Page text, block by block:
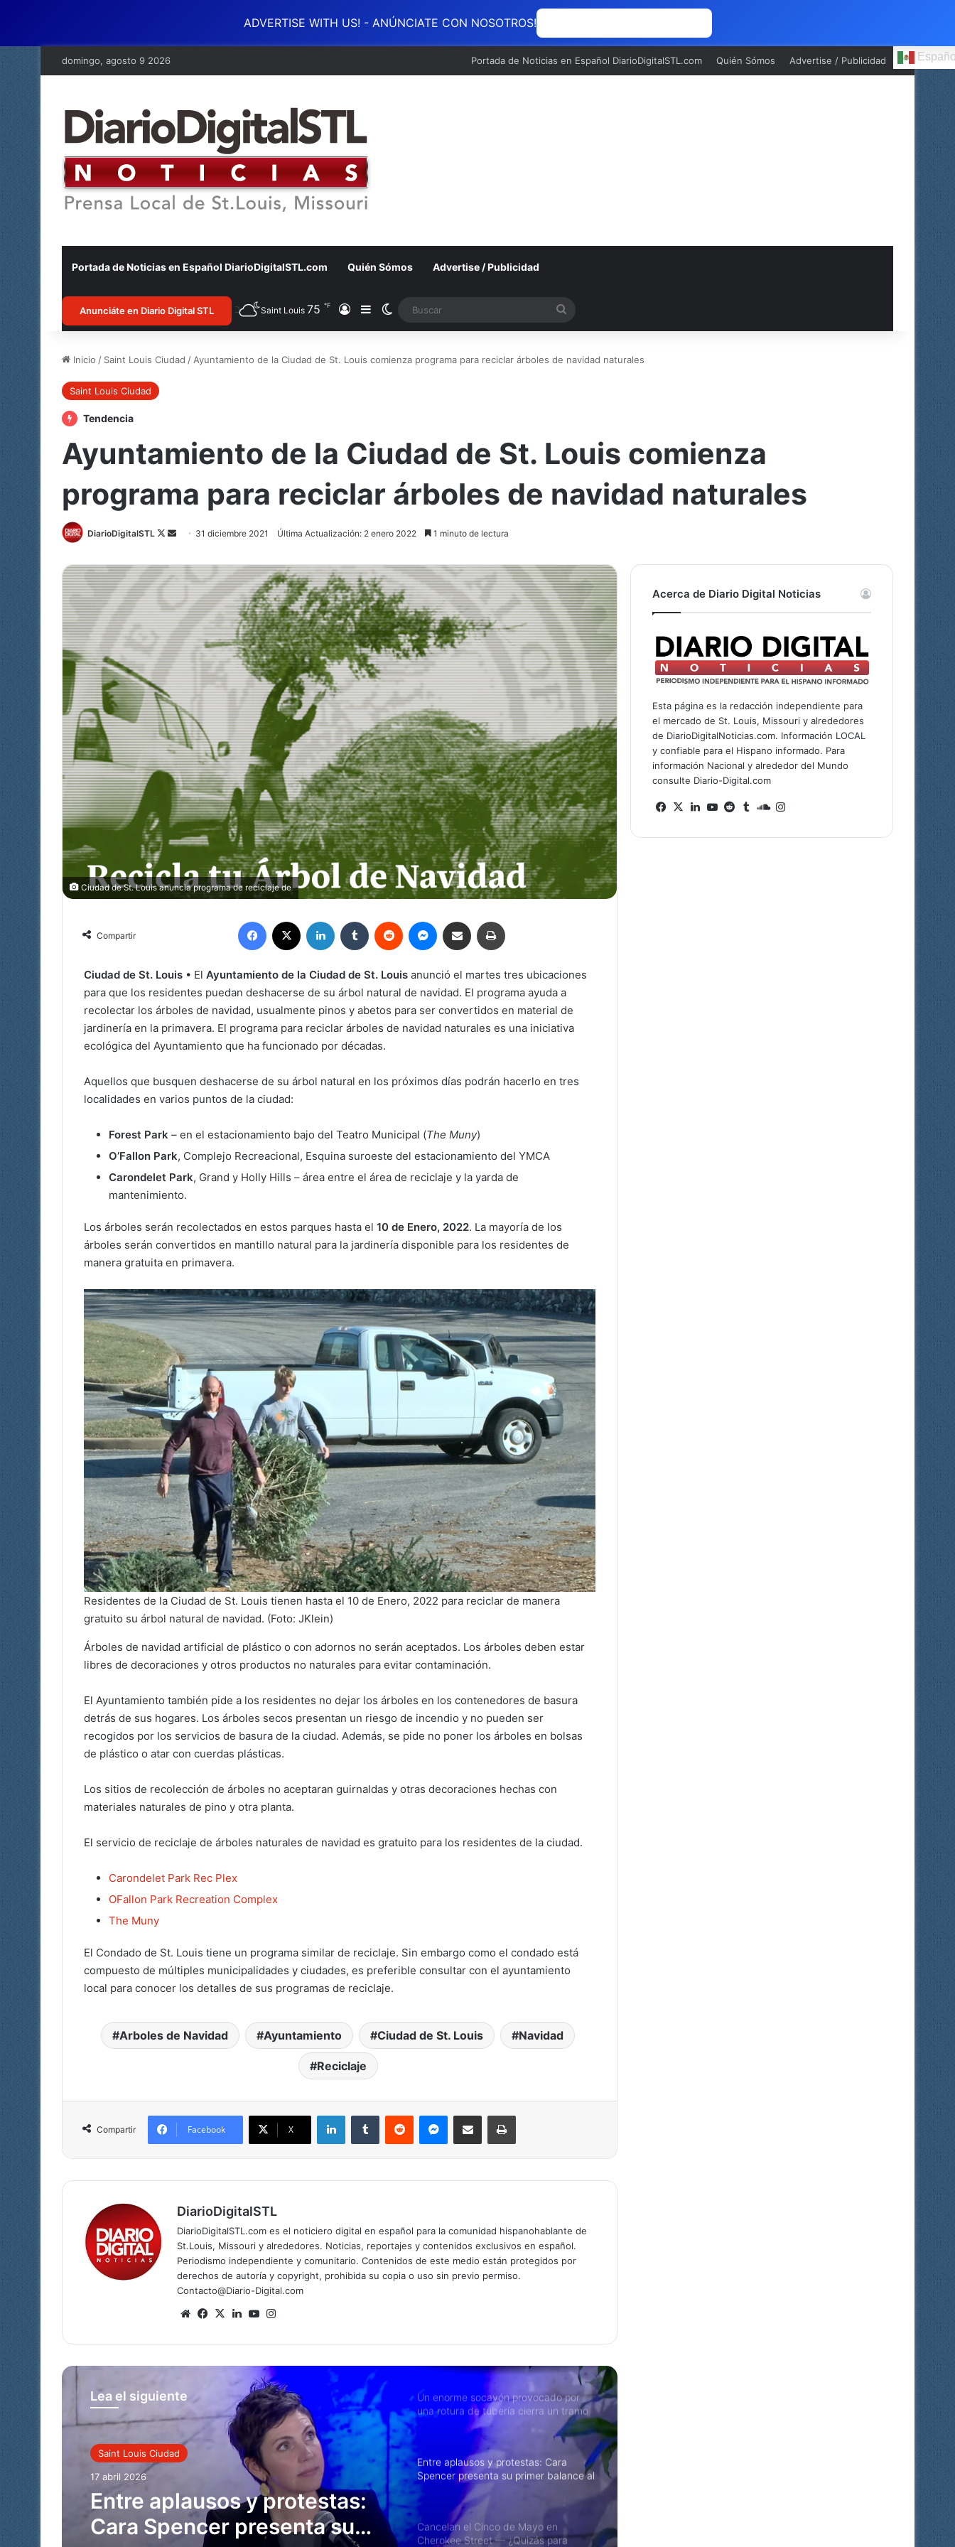
ADVERTISE WITH US! - ANÚNCIATE CON NOSOTROS!
domingo, agosto 9 2026 Portada de Noticias en Español DiarioDigitalSTL.com Quién Sómos Advertise / Publicidad
Portada de Noticias en Español DiarioDigitalSTL.com Quién Sómos Advertise / Publicidad
Anunciáte en Diario Digital STL Saint Louis 75 ℉ AccesoBarra lateral
Switch skin
Inicio / Saint Louis Ciudad / Ayuntamiento de la Ciudad de St. Louis comienza programa para reciclar árboles de navidad naturales
Saint Louis Ciudad
Tendencia
Ayuntamiento de la Ciudad de St. Louis comienza
programa para reciclar árboles de navidad naturales
DiarioDigitalSTL
Follow
X
Send
email
31 diciembre 2021 Última Actualización: 2 enero 2022 1 minuto de lectura
Ciudad de St. Louis anuncia programa de reciclaje de
Compartir
Facebook LinkedIn Tumblr Reddit MessengerCompartir por correo electrónico
Ciudad de St. Louis • El Ayuntamiento de la Ciudad de St. Louis anunció el martes tres ubicaciones
para que los residentes puedan deshacerse de su árbol natural de navidad. El programa ayuda a
recolectar los árboles de navidad, usualmente pinos y abetos para ser convertidos en material de
jardinería en la primavera. El programa para reciclar árboles de navidad naturales es una iniciativa
ecológica del Ayuntamiento que ha funcionado por décadas.
Aquellos que busquen deshacerse de su árbol natural en los próximos días podrán hacerlo en tres
localidades en varios puntos de la ciudad:
Forest Park – en el estacionamiento bajo del Teatro Municipal (The Muny)
O’Fallon Park, Complejo Recreacional, Esquina suroeste del estacionamiento del YMCA
Carondelet Park, Grand y Holly Hills – área entre el área de reciclaje y la yarda de
mantenimiento.
Los árboles serán recolectados en estos parques hasta el 10 de Enero, 2022. La mayoría de los
árboles serán convertidos en mantillo natural para la jardinería disponible para los residentes de
manera gratuita en primavera.
Residentes de la Ciudad de St. Louis tienen hasta el 10 de Enero, 2022 para reciclar de manera
gratuito su árbol natural de navidad. (Foto: JKlein)
Árboles de navidad artificial de plástico o con adornos no serán aceptados. Los árboles deben estar
libres de decoraciones y otros productos no naturales para evitar contaminación.
El Ayuntamiento también pide a los residentes no dejar los árboles en los contenedores de basura
detrás de sus hogares. Los árboles secos presentan un riesgo de incendio y no pueden ser
recogidos por los servicios de basura de la ciudad. Además, se pide no poner los árboles en bolsas
de plástico o atar con cuerdas plásticas.
Los sitios de recolección de árboles no aceptaran guirnaldas y otras decoraciones hechas con
materiales naturales de pino y otra planta.
El servicio de reciclaje de árboles naturales de navidad es gratuito para los residentes de la ciudad.
Carondelet Park Rec Plex
OFallon Park Recreation Complex
The Muny
El Condado de St. Louis tiene un programa similar de reciclaje. Sin embargo como el condado está
compuesto de múltiples municipalidades y ciudades, es preferible consultar con el ayuntamiento
local para conocer los detalles de sus programas de reciclaje.
Arboles de Navidad Ayuntamiento Ciudad de St. Louis Navidad
Reciclaje
Compartir Facebook X
LinkedInTumblr Reddit MessengerCompartir por correo electrónicoImprimir
DiarioDigitalSTL
DiarioDigitalSTL.com es el noticiero digital en español para la comunidad hispanohablante de
St.Louis, Missouri y alrededores. Noticias, reportajes y contenidos exclusivos en español.
Periodismo independiente y comunitario. Contenidos de este medio están protegidos por
derechos de autoría y copyright, prohibida su copia o uso sin previo permiso.
Contacto@Diario-Digital.com
SitioFacebook
X LinkedInYouTube
Lea el siguiente
Saint Louis Ciudad
17 abril 2026
Saint Louis Ciudad
9 abril 2026
Cancelan el Cinco de Mayo
una rotura de tubería cierra un tramo
de la Interestatal 44 en el centro de
St. Louis
frente de St. Louis
Cancelan el Cinco de Mayo en
semana en el centro de la ciudad
Crimen desciende significativamente
en la región de St. Louis: Datos de
una rotura de tubería cierra un tramo
St. Louis
Entre aplausos y protestas: Cara
Spencer presenta su primer balance al
frente de St. Louis
Cancelan el Cinco de Mayo en
Cherokee Street — ¿Quizás para
siempre?
Ciudad de St. Louis impone toque de
queda para menores este fin de
Acerca de Diario Digital Noticias
Esta página es la redacción independiente para
el mercado de St. Louis, Missouri y alrededores
de DiarioDigitalNoticias.com. Información LOCAL
y confiable para el Hispano informado. Para
información Nacional y alrededor del Mundo
consulte Diario-Digital.com
Facebook
X LinkedIn
YouTube
RedditTumblrSoundCloud